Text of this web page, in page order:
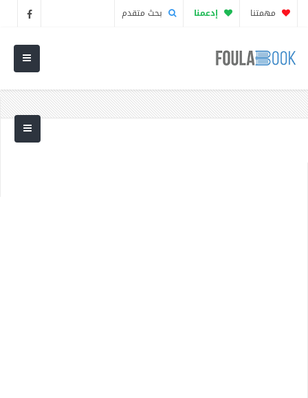
مهمتنا إدعمنا بحث متقدم